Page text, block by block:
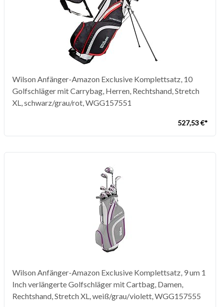
Wilson Anfänger-Amazon Exclusive Komplettsatz, 10
Golfschläger mit Carrybag, Herren, Rechtshand, Stretch
XL, schwarz/grau/rot, WGG157551
527,53 €*
Wilson Anfänger-Amazon Exclusive Komplettsatz, 9 um 1
Inch verlängerte Golfschläger mit Cartbag, Damen,
Rechtshand, Stretch XL, weiß/grau/violett, WGG157555